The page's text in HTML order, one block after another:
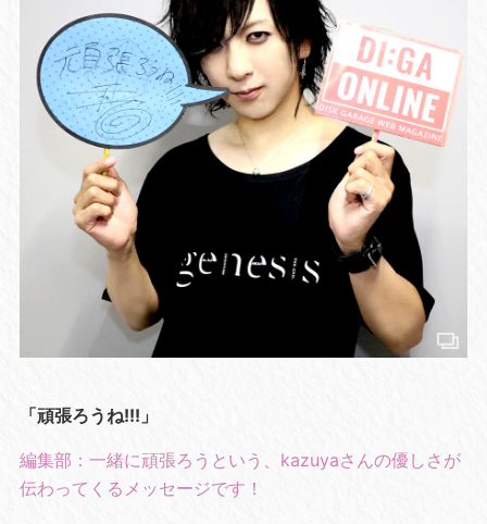
「頑張ろうね!!!」
編集部：一緒に頑張ろうという、kazuyaさんの優しさが
伝わってくるメッセージです！